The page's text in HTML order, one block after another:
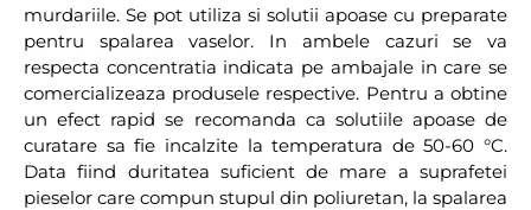
murdariile. Se pot utiliza si solutii apoase cu preparate
pentru spalarea vaselor. In ambele cazuri se va
respecta concentratia indicata pe ambajale in care se
comercializeaza produsele respective. Pentru a obtine
un efect rapid se recomanda ca solutiile apoase de
curatare sa fie incalzite la temperatura de 50-60 °C.
Data fiind duritatea suficient de mare a suprafetei
pieselor care compun stupul din poliuretan, la spalarea